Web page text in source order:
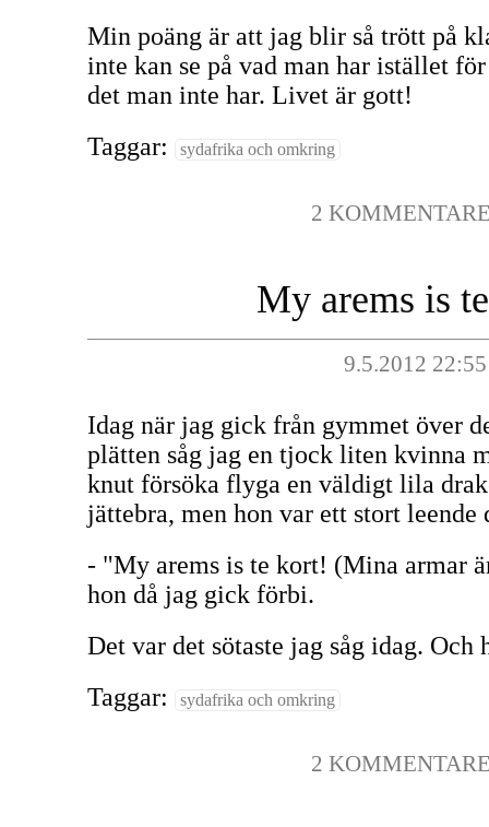
Min poäng är att jag blir så trött på
inte kan se på vad man har istället
det man inte har. Livet är gott!
Taggar:
sydafrika och omkring
2
My arems is
9.5.2012 22:55
Idag när jag gick från gymmet över
plätten såg jag en tjock liten kvinna
knut försöka flyga en väldigt lila
jättebra, men hon var ett stort leende
- "My arems is te kort! (Mina armar
hon då jag gick förbi.
Det var det sötaste jag såg idag.
Taggar:
sydafrika och omkring
2